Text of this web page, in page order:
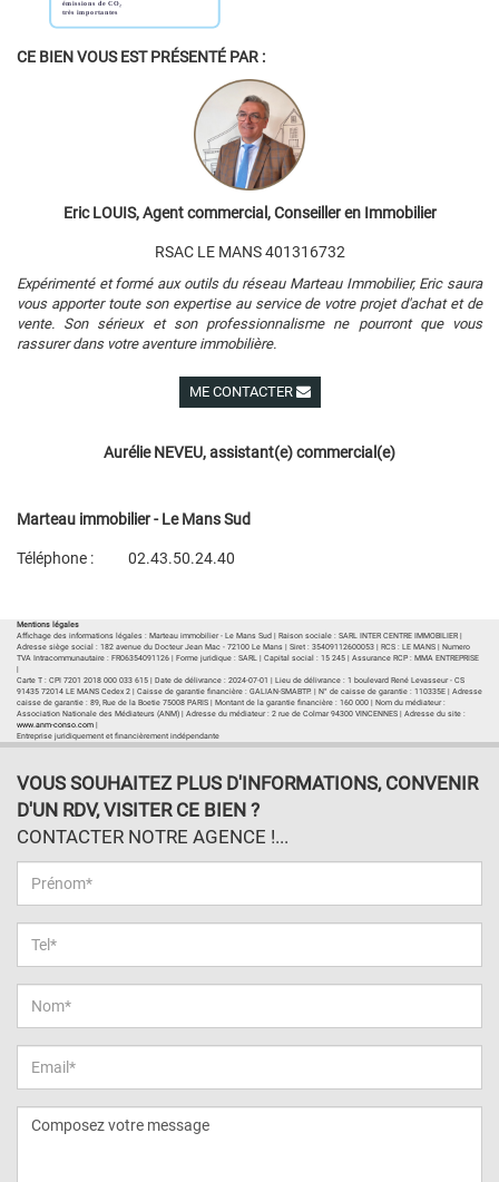
CE BIEN VOUS EST PRÉSENTÉ PAR :
Eric LOUIS, Agent commercial, Conseiller en Immobilier
RSAC LE MANS 401316732
Expérimenté et formé aux outils du réseau Marteau Immobilier, Eric saura
vous apporter toute son expertise au service de votre projet d'achat et de
vente. Son sérieux et son professionnalisme ne pourront que vous
rassurer dans votre aventure immobilière.
ME CONTACTER
Aurélie NEVEU, assistant(e) commercial(e)
Marteau immobilier - Le Mans Sud
Téléphone :
02.43.50.24.40
Mentions légales
Affichage des informations légales : Marteau immobilier - Le Mans Sud | Raison sociale : SARL INTER CENTRE IMMOBILIER |
Adresse siège social : 182 avenue du Docteur Jean Mac - 72100 Le Mans | Siret : 35409112600053 | RCS : LE MANS | Numero
TVA Intracommunautaire : FR06354091126 | Forme juridique : SARL | Capital social : 15 245 | Assurance RCP : MMA ENTREPRISE
Carte T : CPI 7201 2018 000 033 615 | Date de délivrance : 2024-07-01 | Lieu de délivrance : 1 boulevard René Levasseur - CS
91435 72014 LE MANS Cedex 2 | Caisse de garantie financière : GALIAN-SMABTP. | N° de caisse de garantie : 110335E | Adresse
caisse de garantie : 89, Rue de la Boetie 75008 PARIS | Montant de la garantie financière : 160 000 | Nom du médiateur :
Association Nationale des Médiateurs (ANM) | Adresse du médiateur : 2 rue de Colmar 94300 VINCENNES | Adresse du site :
www.anm-conso.com
Entreprise juridiquement et financièrement indépendante
VOUS SOUHAITEZ PLUS D'INFORMATIONS, CONVENIR
D'UN RDV, VISITER CE BIEN ?
CONTACTER NOTRE AGENCE !...